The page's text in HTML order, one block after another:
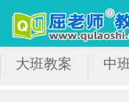
大班教案 中